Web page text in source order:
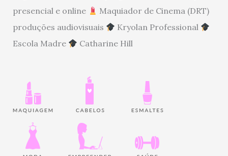
presencial e online
Maquiador de Cinema (DRT)
produções audiovisuais
Kryolan Professional
Escola Madre
Catharine Hill